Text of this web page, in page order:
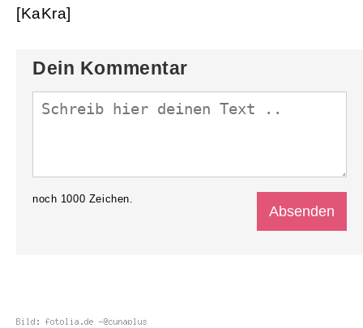
[KaKra]
Dein Kommentar
noch 1000 Zeichen.